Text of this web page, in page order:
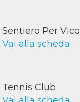
Sentiero Per Vico
Vai alla scheda
Tennis Club